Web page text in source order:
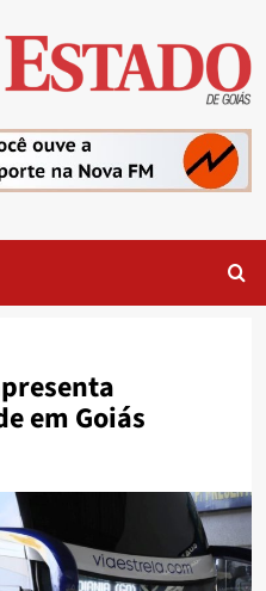
em Goiás